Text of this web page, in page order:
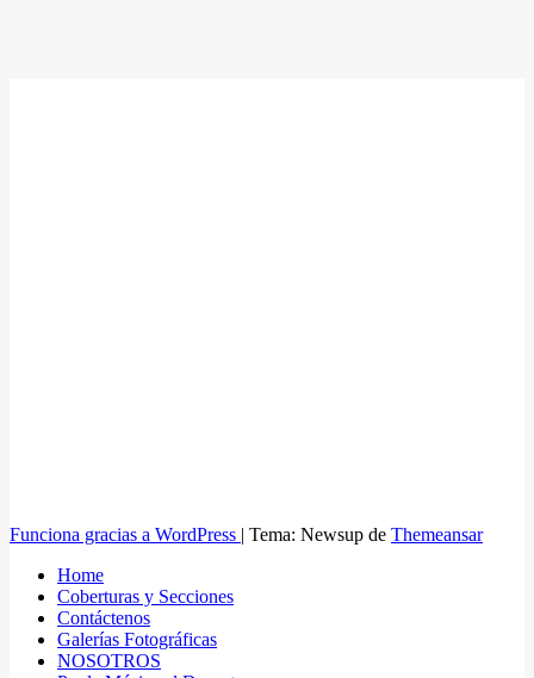
Funciona gracias a WordPress | Tema: Newsup de Themeansar
Home
Coberturas y Secciones
Contáctenos
Galerías Fotográficas
NOSOTROS